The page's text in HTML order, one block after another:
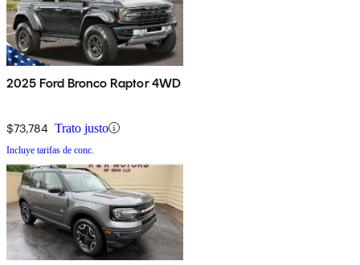
2025 Ford Bronco Raptor 4WD
$73,784 Trato justo
Incluye tarifas de conc.